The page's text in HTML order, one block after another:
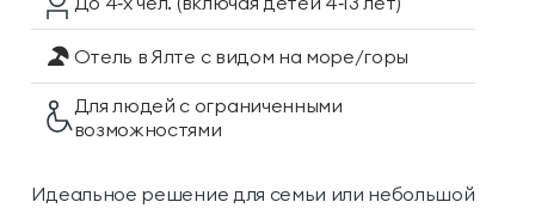
Отель в Ялте с видом на море/горы
Для людей с ограниченными
возможностями
Идеальное решение для семьи или небольшой